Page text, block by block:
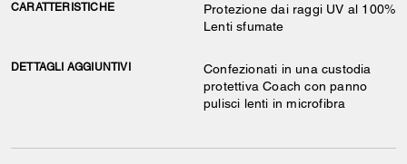
CARATTERISTICHE
Protezione dai raggi UV al 100%
Lenti sfumate
DETTAGLI AGGIUNTIVI
Confezionati in una custodia
protettiva Coach con panno
pulisci lenti in microfibra